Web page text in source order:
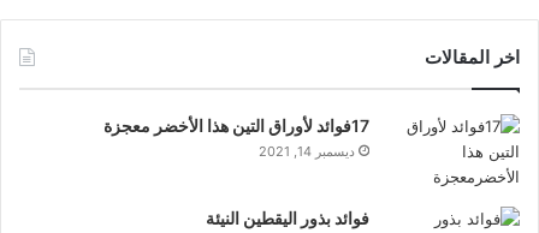
اخر المقالات
17فوائد لأوراق التين هذا الأخضر معجزة
ديسمبر 14, 2021
فوائد بذور اليقطين النيئة